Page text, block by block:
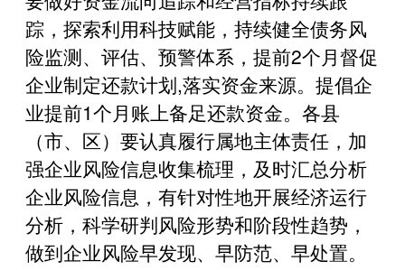
踪，探索利用科技赋能，持续健全债务风
险监测、评估、预警体系，提前2个月督促
企业制定还款计划,落实资金来源。提倡企
业提前1个月账上备足还款资金。各县
（市、区）要认真履行属地主体责任，加
强企业风险信息收集梳理，及时汇总分析
企业风险信息，有针对性地开展经济运行
分析，科学研判风险形势和阶段性趋势，
做到企业风险早发现、早防范、早处置。